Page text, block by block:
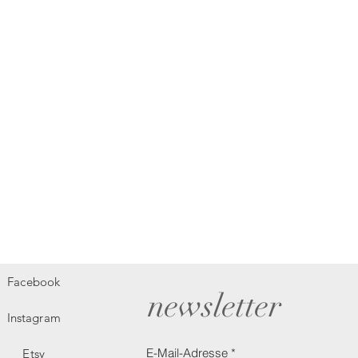
Facebook
Instagram
Etsy
newsletter
E-Mail-Adresse